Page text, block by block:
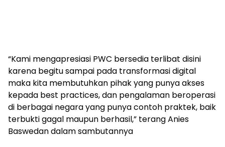
“Kami mengapresiasi PWC bersedia terlibat disini
karena begitu sampai pada transformasi digital
maka kita membutuhkan pihak yang punya akses
kepada best practices, dan pengalaman beroperasi
di berbagai negara yang punya contoh praktek, baik
terbukti gagal maupun berhasil,” terang Anies
Baswedan dalam sambutannya